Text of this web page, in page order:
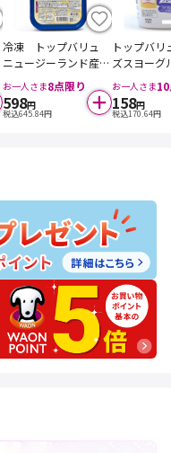
冷凍 トップバリュ
ニュージーランド産の
生乳を使用 ダブルキ
ャラメルアイスクリー
ム １Ｌ
お一人さま8点限り
598円
税込645.84円
トップバ
ズスヨー
ーン ４５
お一人さま10
158円
税込170.64円